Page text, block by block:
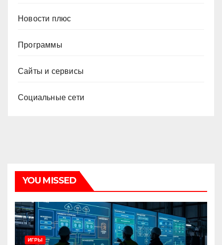
Новости плюс
Программы
Сайты и сервисы
Социальные сети
YOU MISSED
ИГРЫ